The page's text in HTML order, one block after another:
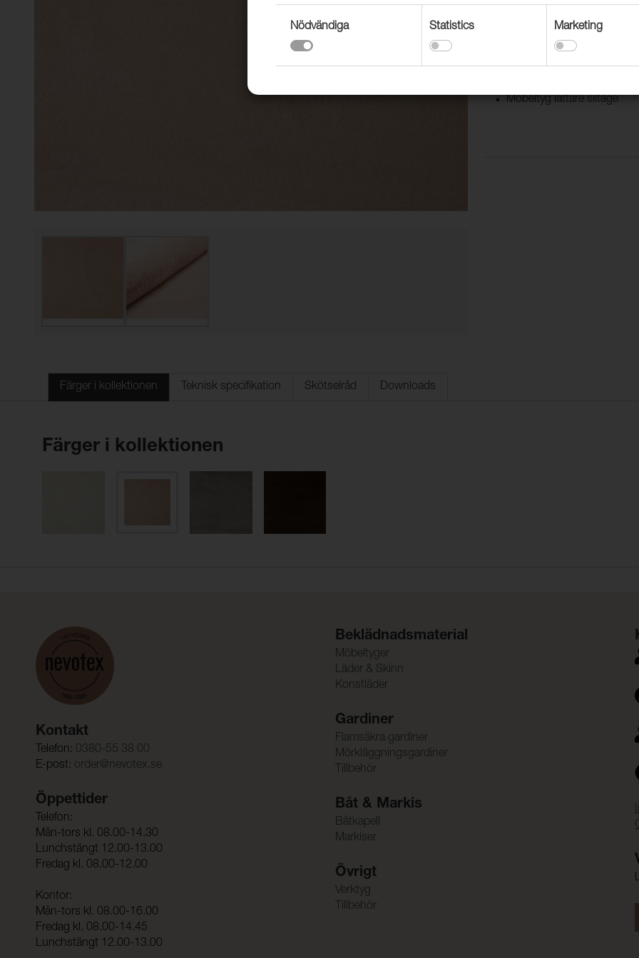
Användningsområden
Dekorationstextil
Möbeltyg lättare slitage
Färger i kollektionen Teknisk specifikation Skötselråd Downloads
Färger i kollektionen
Kontakt
Telefon: 0380-55 38 00
E-post: order@nevotex.se
Öppettider
Telefon:
Mån-tors kl. 08.00-14.30
Lunchstängt 12.00-13.00
Fredag kl. 08.00-12.00
Kontor:
Mån-tors kl. 08.00-16.00
Fredag kl. 08.00-14.45
Lunchstängt 12.00-13.00
Beklädnadsmaterial
Möbeltyger
Läder & Skinn
Konstläder
Gardiner
Flamsäkra gardiner
Mörkläggningsgardiner
Tillbehör
Båt & Markis
Båtkapell
Markiser
Övrigt
Verktyg
Tillbehör
Nödvändiga Statistics Marketing